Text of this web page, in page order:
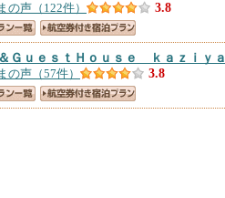
の声（122件） 3.8
ＧｕｅｓｔＨｏｕｓｅ ｋａｚｉｙａ
の声（57件） 3.8